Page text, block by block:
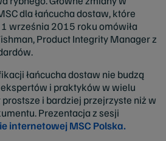
dla łańcucha dostaw, które
września 2015 roku omówiła
Product Integrity Manager z
łańcucha dostaw nie budzą
i praktyków w wielu
i bardziej przejrzyste niż w
Prezentacja z sesji
internetowej MSC Polska.